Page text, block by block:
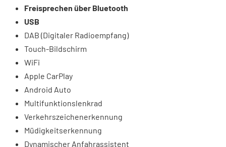
Freisprechen über Bluetooth
USB
DAB (Digitaler Radioempfang)
Touch-Bildschirm
WiFi
Apple CarPlay
Android Auto
Multifunktionslenkrad
Verkehrszeichenerkennung
Müdigkeitserkennung
Dynamischer Anfahrassistent